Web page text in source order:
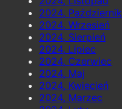
2024, Październik
2024, Wrzesień
2024, Sierpień
2024, Lipiec
2024, Czerwiec
2024, Maj
2024, Kwiecień
2024, Marzec